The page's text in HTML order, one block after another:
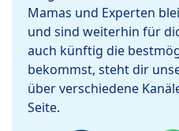
Mamas und Experten
und sind weiterhin für
auch künftig die
bekommst, steht dir
über verschiedene
Seite.